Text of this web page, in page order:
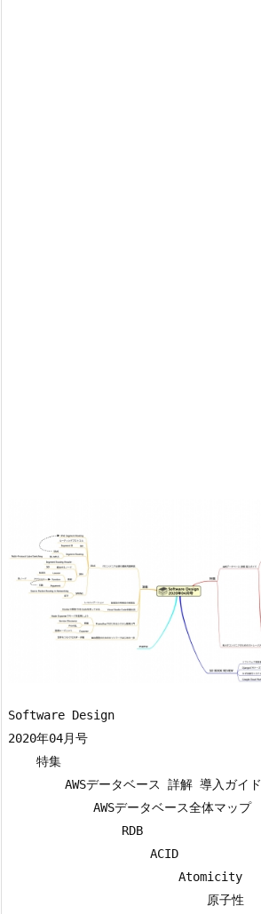
Software Design
2020年04月号
    特集
        AWSデータベース 詳解 導入ガイド
            AWSデータベース全体マップ
                RDB
                    ACID
                        Atomicity
                            原子性